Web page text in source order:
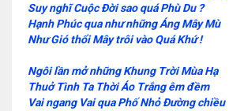
Suy nghĩ Cuộc Đời sao quá Phù Du ?
Hạnh Phúc qua như những Áng Mây Mù
Như Gió thổi Mây trôi vào Quá Khứ !
Ngôi lần mở những Khung Trời Mùa Hạ
Thuở Tình Ta Thời Áo Trắng êm đềm
Vai ngang Vai qua Phố Nhỏ Đường chiều